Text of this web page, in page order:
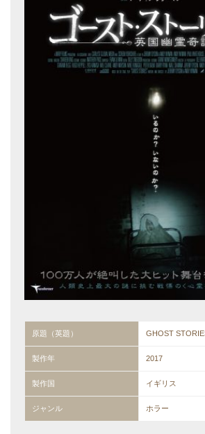
原題（英題） GHOST
製作年 2017
製作国 イギリス
ジャンル ホラー